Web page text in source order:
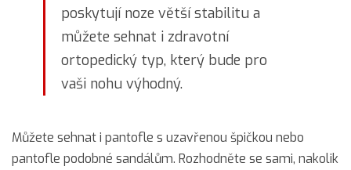
poskytují noze větší stabilitu a
můžete sehnat i zdravotní
ortopedický typ, který bude pro
vaši nohu výhodný.
Můžete sehnat i pantofle s uzavřenou špičkou nebo
pantofle podobné sandálům. Rozhodněte se sami, nakolik